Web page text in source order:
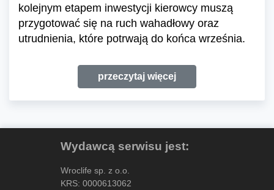
kolejnym etapem inwestycji kierowcy muszą
przygotować się na ruch wahadłowy oraz
utrudnienia, które potrwają do końca września.
przeczytaj więcej
Wydawcą serwisu jest:
Wroclife sp. z o.o.
KRS: 0000613062